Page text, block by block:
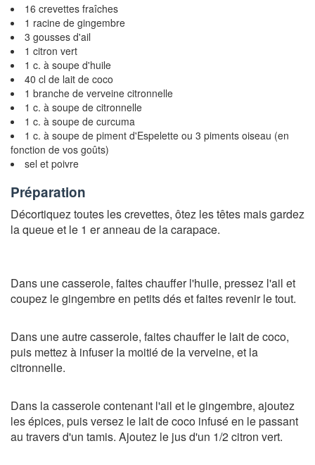
16 crevettes fraîches
1 racine de gingembre
3 gousses d'ail
1 citron vert
1 c. à soupe d'huile
40 cl de lait de coco
1 branche de verveine citronnelle
1 c. à soupe de citronnelle
1 c. à soupe de curcuma
1 c. à soupe de piment d'Espelette ou 3 piments oiseau (en
fonction de vos goûts)
sel et poivre
Préparation
Décortiquez toutes les crevettes, ôtez les têtes mais gardez
la queue et le 1 er anneau de la carapace.
Dans une casserole, faites chauffer l'huile, pressez l'ail et
coupez le gingembre en petits dés et faites revenir le tout.
Dans une autre casserole, faites chauffer le lait de coco,
puis mettez à infuser la moitié de la verveine, et la
citronnelle.
Dans la casserole contenant l'ail et le gingembre, ajoutez
les épices, puis versez le lait de coco infusé en le passant
au travers d'un tamis. Ajoutez le jus d'un 1/2 citron vert.